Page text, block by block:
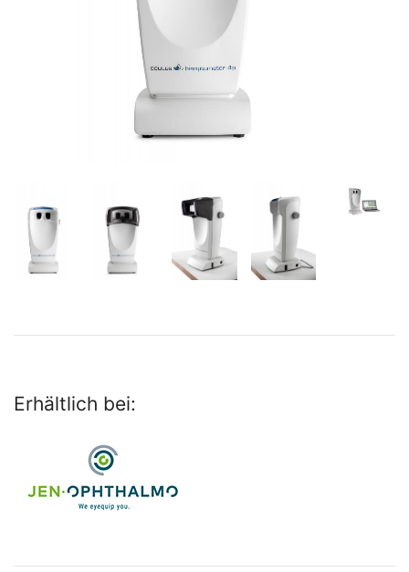
Erhältlich bei: